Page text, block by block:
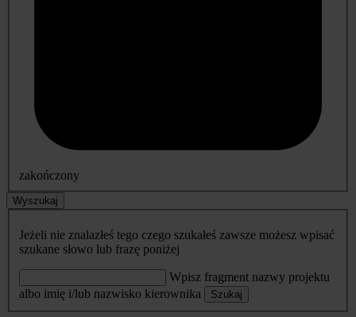
zakończony
Wyszukaj
Jeżeli nie znalazłeś tego czego szukałeś zawsze możesz wpisać
szukane słowo lub frazę poniżej
Wpisz fragment nazwy projektu
albo imię i/lub nazwisko kierownika
Szukaj